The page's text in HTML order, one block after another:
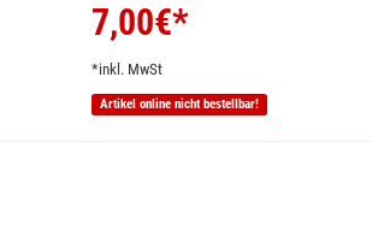
7,00€*
*inkl. MwSt
Artikel online nicht bestellbar!